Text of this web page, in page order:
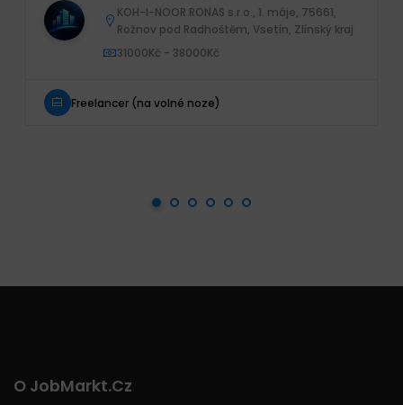
KOH-I-NOOR RONAS s.r.o., 1. máje, 75661,
Rožnov pod Radhoštěm, Vsetín, Zlínský kraj
31000Kč - 38000Kč
Freelancer (na volné noze)
O JobMarkt.cz